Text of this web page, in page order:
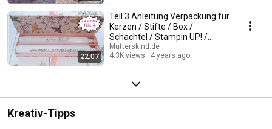
22:07
Teil 3 Anleitung Verpackung für
Kerzen / Stifte / Box /
Schachtel / Stampin UP! /
Herbstwunder 2021
Mutterskind.de
4.3K views
4 years ago
Kreativ-Tipps